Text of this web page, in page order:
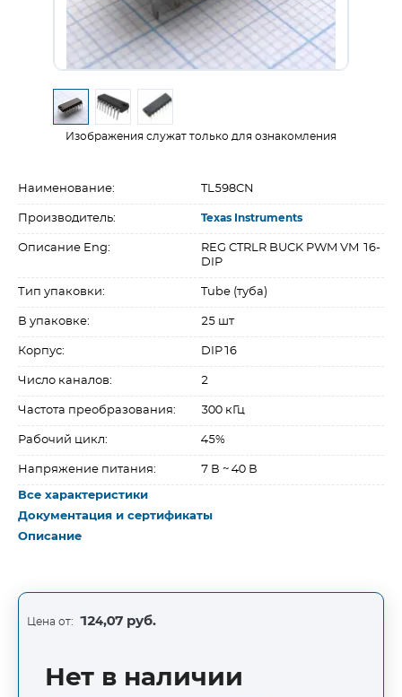
Изображения служат только для ознакомления
Наименование: TL598CN
Производитель: Texas Instruments
Описание Eng:
REG CTRLR BUCK PWM VM 16-
DIP
Тип упаковки: Tube (туба)
В упаковке: 25 шт
Корпус: DIP16
Число каналов: 2
Частота преобразования: 300 кГц
Рабочий цикл: 45%
Напряжение питания: 7 В ~ 40 В
Все характеристики
Документация и сертификаты
Описание
Цена от: 124,07 руб.
Нет в наличии